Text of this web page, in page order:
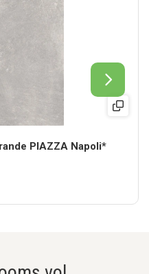
PIAZZA Napoli*